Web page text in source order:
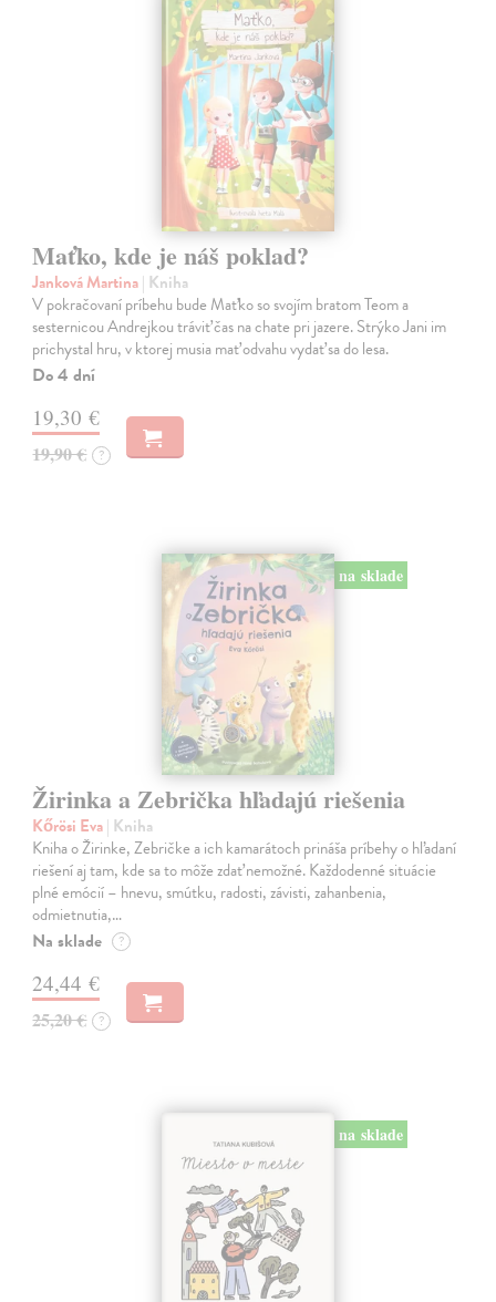
Maťko, kde je náš poklad?
Janková Martina| Kniha
V pokračovaní príbehu bude Maťko so svojím bratom Teom a
sesternicou Andrejkou tráviť čas na chate pri jazere. Strýko Jani im
prichystal hru, v ktorej musia mať odvahu vydať sa do lesa.
Do 4 dní
19,30 €
19,90 € ?
na sklade
Žirinka a Zebrička hľadajú riešenia
Kőrösi Eva| Kniha
Kniha o Žirinke, Zebričke a ich kamarátoch prináša príbehy o hľadaní
riešení aj tam, kde sa to môže zdať nemožné. Každodenné situácie
plné emócií – hnevu, smútku, radosti, závisti, zahanbenia,
odmietnutia,…
Na sklade ?
24,44 €
25,20 € ?
na sklade